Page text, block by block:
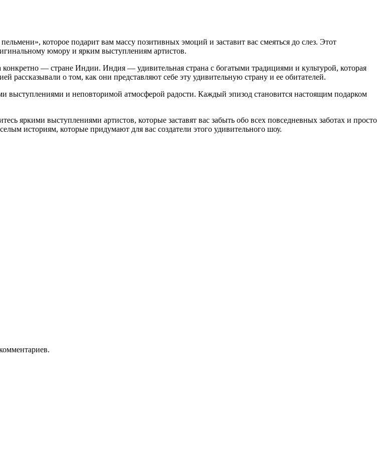
которое подарит вам массу позитивных эмоций и заставит вас смеяться до слез. Этот
юмору и ярким выступлениям артистов.
— стране Индии. Индия — удивительная страна с богатыми традициями и культурой, которая
о том, как они представляют себе эту удивительную страну и ее обитателей.
выступлениями и неповторимой атмосферой радости. Каждый эпизод становится настоящим подарком
яркими выступлениями артистов, которые заставят вас забыть обо всех повседневных заботах и просто
историям, которые придумают для вас создатели этого удивительного шоу.